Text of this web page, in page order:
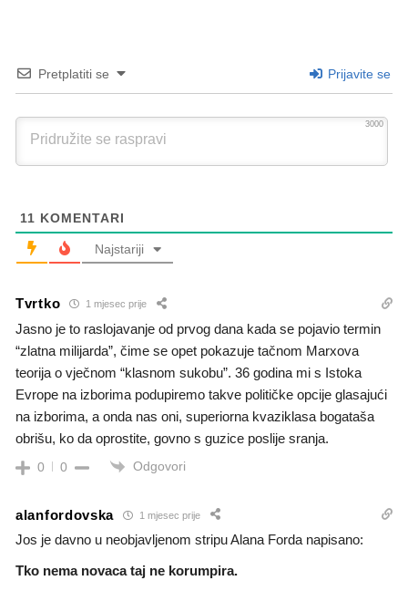
Pretplatiti se Prijavite se
3000
11 KOMENTARI
Najstariji
Tvrtko 1 mjesec prije
Jasno je to raslojavanje od prvog dana kada se pojavio termin
“zlatna milijarda”, čime se opet pokazuje tačnom Marxova
teorija o vječnom “klasnom sukobu”. 36 godina mi s Istoka
Evrope na izborima podupiremo takve političke opcije glasajući
na izborima, a onda nas oni, superiorna kvaziklasa bogataša
obrišu, ko da oprostite, govno s guzice poslije sranja.
0 0 Odgovori
alanfordovska 1 mjesec prije
Jos je davno u neobjavljenom stripu Alana Forda napisano:
Tko nema novaca taj ne korumpira.